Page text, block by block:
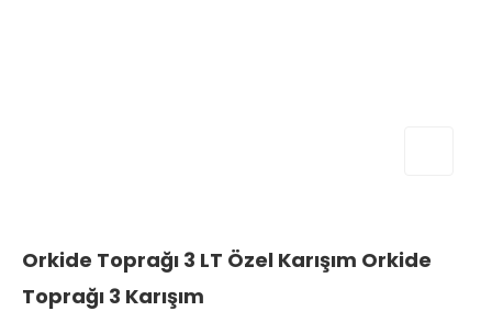
Orkide Toprağı 3 LT Özel Karışım Orkide
Toprağı 3 Karışım